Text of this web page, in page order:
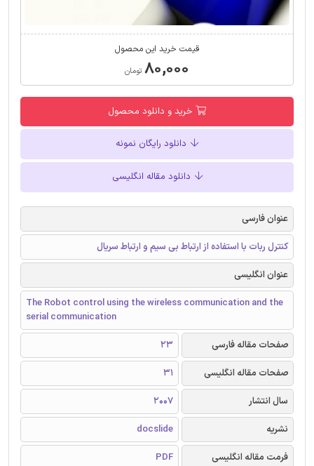
قیمت خرید این محصول
۸۰,۰۰۰ تومان
خرید و دانلود محصول
دانلود رایگان نمونه
دانلود مقاله انگلیسی
عنوان فارسی
کنترل ربات با استفاده از ارتباط بی سیم و ارتباط سریال
عنوان انگلیسی
The Robot control using the wireless communication and the
serial communication
صفحات مقاله فارسی
23
صفحات مقاله انگلیسی
31
سال انتشار
2007
نشریه
docslide
فرمت مقاله انگلیسی
PDF